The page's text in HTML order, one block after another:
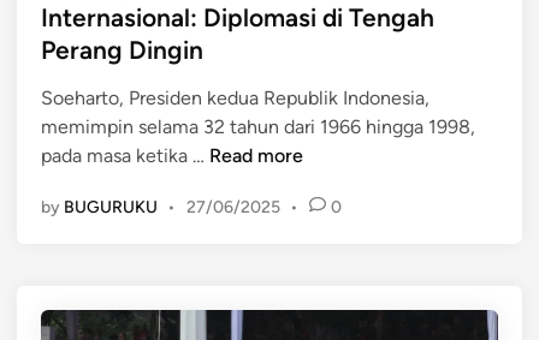
t
e
i
n
Internasional: Diplomasi di Tengah
Perang Dingin
Soeharto, Presiden kedua Republik Indonesia,
memimpin selama 32 tahun dari 1966 hingga 1998,
pada masa ketika … H
b
Read more
by BUGURUKU • 27/06/2025 • 0